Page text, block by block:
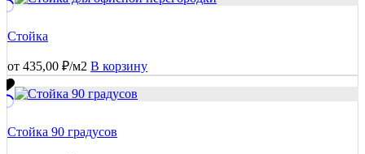
Стойка
от 435,00 ₽/м2 В корзину
Стойка 90 градусов